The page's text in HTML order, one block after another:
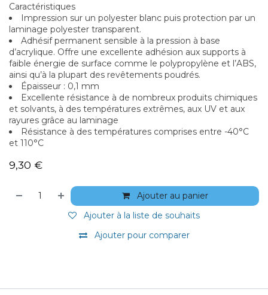
Caractéristiques
Impression sur un polyester blanc puis protection par un
laminage polyester transparent.
Adhésif permanent sensible à la pression à base
d’acrylique. Offre une excellente adhésion aux supports à
faible énergie de surface comme le polypropylène et l’ABS,
ainsi qu’à la plupart des revêtements poudrés.
Épaisseur : 0,1 mm
Excellente résistance à de nombreux produits chimiques
et solvants, à des températures extrêmes, aux UV et aux
rayures grâce au laminage
Résistance à des températures comprises entre -40°C
et 110°C
9,30 €
Ajouter au panier
Ajouter pour comparer
Ajouter à la liste de souhaits